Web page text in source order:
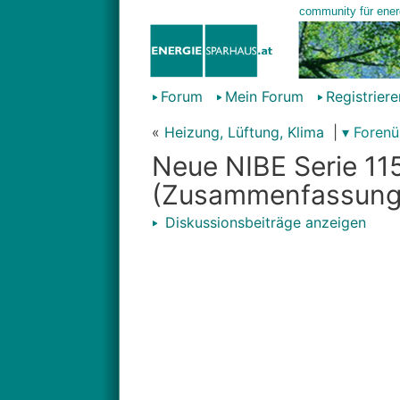
Forum Mein Forum
« Heizung, Lüftung, Klima ▾
Neue NIBE Serie
Diskussionsbeiträge anzeigen